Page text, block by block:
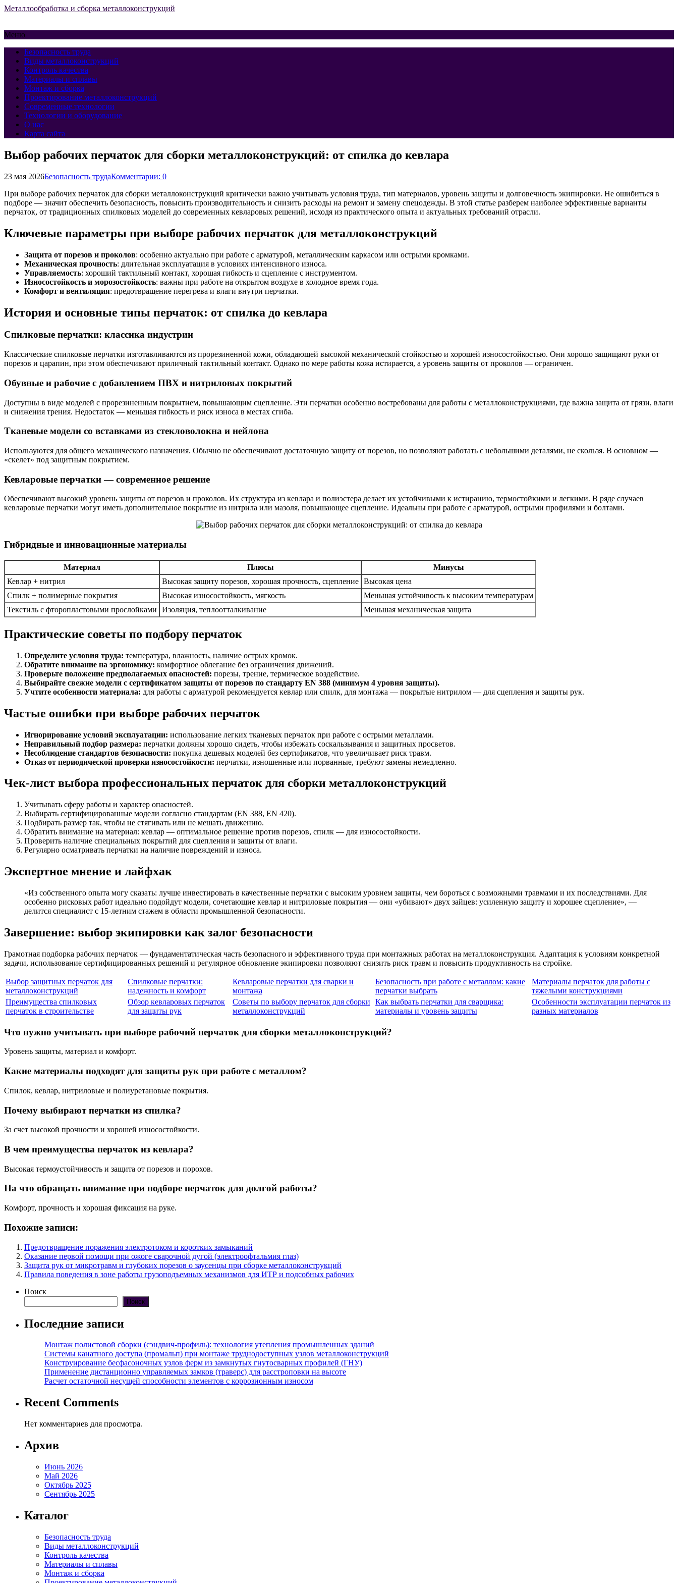
Металлообработка и сборка металлоконструкций
Меню
Безопасность труда
Виды металлоконструкций
Контроль качества
Материалы и сплавы
Монтаж и сборка
Проектирование металлоконструкций
Современные технологии
Технологии и оборудование
О нас
Карта сайта
Выбор рабочих перчаток для сборки металлоконструкций: от спилка до кевлара
23 мая 2026Безопасность трудаКомментарии: 0
При выборе рабочих перчаток для сборки металлоконструкций критически важно учитывать условия труда, тип материалов, уровень защиты и долговечность экипировки. Не ошибиться в
подборе — значит обеспечить безопасность, повысить производительность и снизить расходы на ремонт и замену спецодежды. В этой статье разберем наиболее эффективные варианты
перчаток, от традиционных спилковых моделей до современных кевларовых решений, исходя из практического опыта и актуальных требований отрасли.
Ключевые параметры при выборе рабочих перчаток для металлоконструкций
Защита от порезов и проколов: особенно актуально при работе с арматурой, металлическим каркасом или острыми кромками.
Механическая прочность: длительная эксплуатация в условиях интенсивного износа.
Управляемость: хороший тактильный контакт, хорошая гибкость и сцепление с инструментом.
Износостойкость и морозостойкость: важны при работе на открытом воздухе в холодное время года.
Комфорт и вентиляция: предотвращение перегрева и влаги внутри перчатки.
История и основные типы перчаток: от спилка до кевлара
Спилковые перчатки: классика индустрии
Классические спилковые перчатки изготавливаются из прорезиненной кожи, обладающей высокой механической стойкостью и хорошей износостойкостью. Они хорошо защищают руки от
порезов и царапин, при этом обеспечивают приличный тактильный контакт. Однако по мере работы кожа истирается, а уровень защиты от проколов — ограничен.
Обувные и рабочие с добавлением ПВХ и нитриловых покрытий
Доступны в виде моделей с прорезиненным покрытием, повышающим сцепление. Эти перчатки особенно востребованы для работы с металлоконструкциями, где важна защита от грязи, влаги
и снижения трения. Недостаток — меньшая гибкость и риск износа в местах сгиба.
Тканевые модели со вставками из стекловолокна и нейлона
Используются для общего механического назначения. Обычно не обеспечивают достаточную защиту от порезов, но позволяют работать с небольшими деталями, не скользя. В основном —
«скелет» под защитным покрытием.
Кевларовые перчатки — современное решение
Обеспечивают высокий уровень защиты от порезов и проколов. Их структура из кевлара и полиэстера делает их устойчивыми к истиранию, термостойкими и легкими. В ряде случаев
кевларовые перчатки могут иметь дополнительное покрытие из нитрила или мазоля, повышающее сцепление. Идеальны при работе с арматурой, острыми профилями и болтами.
Гибридные и инновационные материалы
Материал Плюсы
Минусы
Кевлар + нитрил
Высокая защиту порезов, хорошая прочность, сцепление Высокая цена
Спилк + полимерные покрытия
Высокая износостойкость, мягкость
Меньшая устойчивость к высоким температурам
Текстиль с фторопластовыми прослойками
Изоляция, теплоотталкивание Меньшая механическая защита
Практические советы по подбору перчаток
Определите условия труда: температура, влажность, наличие острых кромок.
Обратите внимание на эргономику: комфортное облегание без ограничения движений.
Проверьте положение предполагаемых опасностей: порезы, трение, термическое воздействие.
Выбирайте свежие модели с сертификатом защиты от порезов по стандарту EN 388 (минимум 4 уровня защиты).
Учтите особенности материала: для работы с арматурой рекомендуется кевлар или спилк, для монтажа — покрытые нитрилом — для сцепления и защиты рук.
Частые ошибки при выборе рабочих перчаток
Игнорирование условий эксплуатации: использование легких тканевых перчаток при работе с острыми металлами.
Неправильный подбор размера: перчатки должны хорошо сидеть, чтобы избежать соскальзывания и защитных просветов.
Несоблюдение стандартов безопасности: покупка дешевых моделей без сертификатов, что увеличивает риск травм.
Отказ от периодической проверки износостойкости: перчатки, изношенные или порванные, требуют замены немедленно.
Чек-лист выбора профессиональных перчаток для сборки металлоконструкций
Учитывать сферу работы и характер опасностей.
Выбирать сертифицированные модели согласно стандартам (EN 388, EN 420).
Подбирать размер так, чтобы не стягивать или не мешать движению.
Обратить внимание на материал: кевлар — оптимальное решение против порезов, спилк — для износостойкости.
Проверить наличие специальных покрытий для сцепления и защиты от влаги.
Регулярно осматривать перчатки на наличие повреждений и износа.
Экспертное мнение и лайфхак
«Из собственного опыта могу сказать: лучше инвестировать в качественные перчатки с высоким уровнем защиты, чем бороться с возможными травмами и их последствиями. Для
особенно рисковых работ идеально подойдут модели, сочетающие кевлар и нитриловые покрытия — они «убивают» двух зайцев: усиленную защиту и хорошее сцепление», —
делится специалист с 15-летним стажем в области промышленной безопасности.
Завершение: выбор экипировки как залог безопасности
Грамотная подборка рабочих перчаток — фундаментатическая часть безопасного и эффективного труда при монтажных работах на металлоконструкция. Адаптация к условиям конкретной
задачи, использование сертифицированных решений и регулярное обновление экипировки позволяют снизить риск травм и повысить продуктивность на стройке.
Выбор защитных перчаток для
металлоконструкций
Спилковые перчатки:
надежность и комфорт
Кевларовые перчатки для сварки и
монтажа
Безопасность при работе с металлом: какие
перчатки выбрать
Материалы перчаток для работы с
тяжелыми конструкциями
Преимущества спилковых
перчаток в строительстве
Обзор кевларовых перчаток
для защиты рук
Советы по выбору перчаток для сборки
металлоконструкций
Как выбрать перчатки для сварщика:
материалы и уровень защиты
Особенности эксплуатации перчаток из
разных материалов
Что нужно учитывать при выборе рабочий перчаток для сборки металлоконструкций?
Уровень защиты, материал и комфорт.
Какие материалы подходят для защиты рук при работе с металлом?
Спилок, кевлар, нитриловые и полиуретановые покрытия.
Почему выбирают перчатки из спилка?
За счет высокой прочности и хорошей износостойкости.
В чем преимущества перчаток из кевлара?
Высокая термоустойчивость и защита от порезов и порохов.
На что обращать внимание при подборе перчаток для долгой работы?
Комфорт, прочность и хорошая фиксация на руке.
Похожие записи:
Предотвращение поражения электротоком и коротких замыканий
Оказание первой помощи при ожоге сварочной дугой (электроофтальмия глаз)
Защита рук от микротравм и глубоких порезов о заусенцы при сборке металлоконструкций
Правила поведения в зоне работы грузоподъемных механизмов для ИТР и подсобных рабочих
Поиск
Поиск
Последние записи
Монтаж полистовой сборки (сэндвич-профиль): технология утепления промышленных зданий
Системы канатного доступа (промальп) при монтаже труднодоступных узлов металлоконструкций
Конструирование бесфасоночных узлов ферм из замкнутых гнутосварных профилей (ГНУ)
Применение дистанционно управляемых замков (траверс) для расстроповки на высоте
Расчет остаточной несущей способности элементов с коррозионным износом
Recent Comments
Нет комментариев для просмотра.
Архив
Июнь 2026
Май 2026
Октябрь 2025
Сентябрь 2025
Каталог
Безопасность труда
Виды металлоконструкций
Контроль качества
Материалы и сплавы
Монтаж и сборка